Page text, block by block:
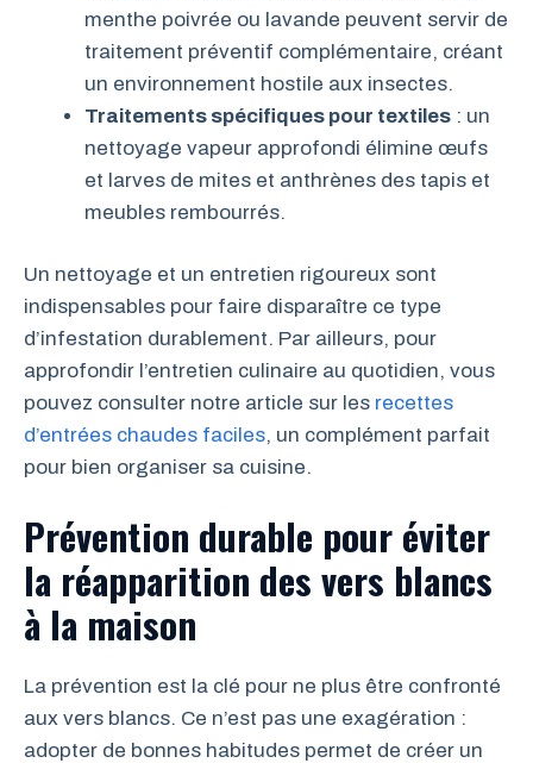
menthe poivrée ou lavande peuvent servir de
traitement préventif complémentaire, créant
un environnement hostile aux insectes.
Traitements spécifiques pour textiles : un
nettoyage vapeur approfondi élimine œufs
et larves de mites et anthrènes des tapis et
meubles rembourrés.
Un nettoyage et un entretien rigoureux sont
indispensables pour faire disparaître ce type
d’infestation durablement. Par ailleurs, pour
approfondir l’entretien culinaire au quotidien, vous
pouvez consulter notre article sur les recettes
d’entrées chaudes faciles, un complément parfait
pour bien organiser sa cuisine.
Prévention durable pour éviter
la réapparition des vers blancs
à la maison
La prévention est la clé pour ne plus être confronté
aux vers blancs. Ce n’est pas une exagération :
adopter de bonnes habitudes permet de créer un